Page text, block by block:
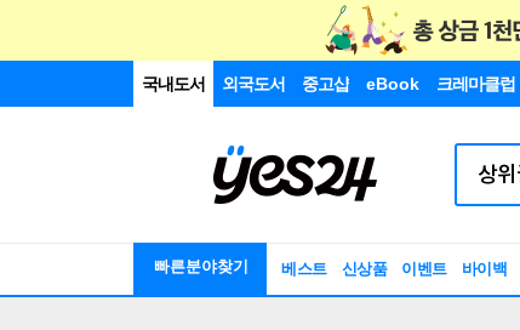
국내도서 외국도서 중고샵 eBook 크레마클럽
빠른분야찾기 베스트 신상품 이벤트 바이백